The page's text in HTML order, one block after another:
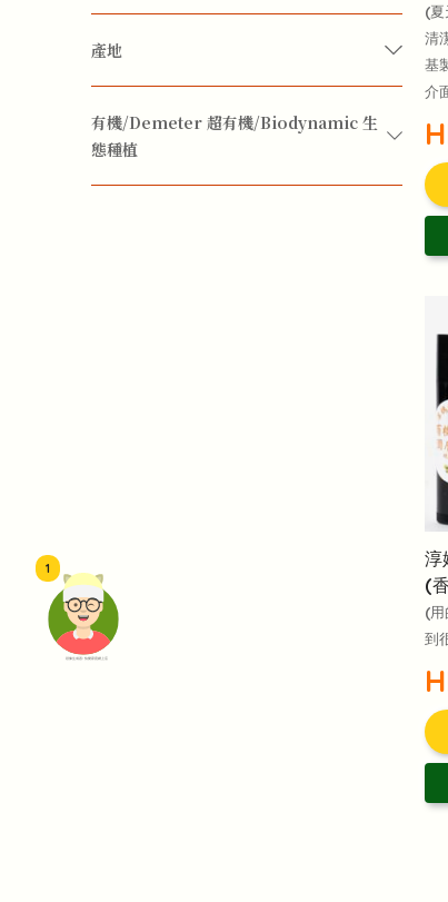
頭像生成器: 快樂家庭網上店
1
增強免疫力
慢性咳嗽
產地
有機/Demeter 超有機/Biodynamic 生
態種植
(夏
清
基
介
淳
(
(用
到